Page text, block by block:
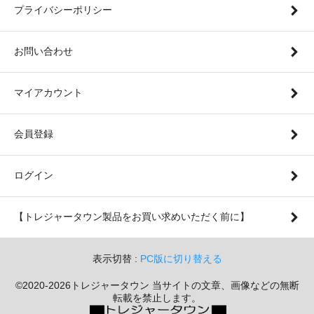
プライバシーポリシー
お問い合わせ
マイアカウント
会員登録
ログイン
【トレジャータウン製品をお買い求めいただく前に】
表示切替 : PC版に切り替える
©2020-2026トレジャータウン 当サイトの文章、画像などの無断
転載を禁止します。